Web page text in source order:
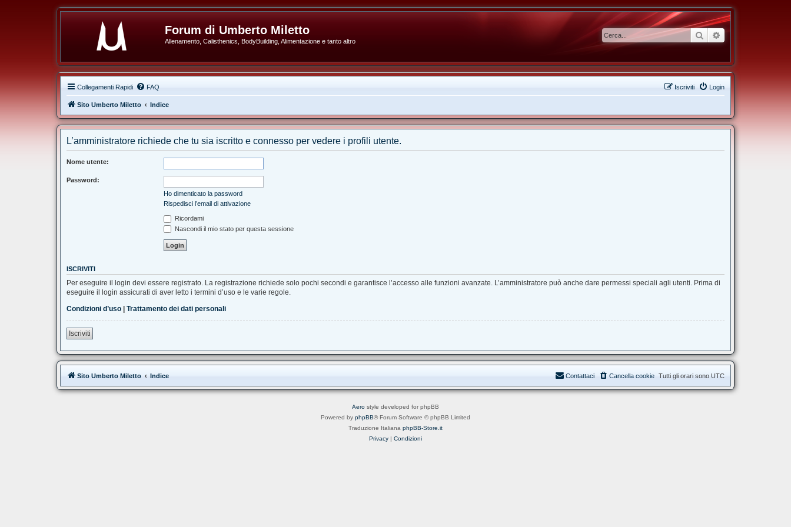
Forum di Umberto Miletto
Allenamento, Calisthenics, BodyBuilding, Alimentazione e tanto altro
Cerca Ricerca avanzata
Collegamenti Rapidi FAQ Login
Iscriviti
Sito Umberto Miletto Indice
L’amministratore richiede che tu sia iscritto e connesso per vedere i profili utente.
Nome utente:
Password:
Ho dimenticato la password
Rispedisci l’email di attivazione
Ricordami
Nascondi il mio stato per questa sessione
ISCRIVITI
Per eseguire il login devi essere registrato. La registrazione richiede solo pochi secondi e garantisce l’accesso alle funzioni avanzate. L’amministratore può anche dare permessi speciali agli utenti. Prima di
eseguire il login assicurati di aver letto i termini d’uso e le varie regole.
Condizioni d’uso | Trattamento dei dati personali
Iscriviti
Sito Umberto Miletto Indice Tutti gli orari sono UTC
Cancella cookie
Contattaci
Aero style developed for phpBB
Powered by phpBB® Forum Software © phpBB Limited
Traduzione Italiana phpBB-Store.it
Privacy | Condizioni